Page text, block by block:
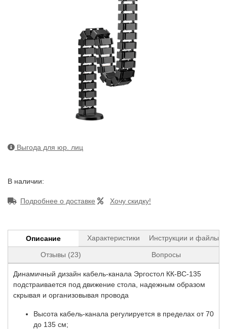
Выгода для юр. лиц
В наличии:
Подробнее о доставке Хочу скидку!
Описание Характеристики Инструкции и файлы
Отзывы (23) Вопросы
Динамичный дизайн кабель-канала Эргостол КК-ВС-135
подстраивается под движение стола, надежным образом
скрывая и организовывая провода
Высота кабель-канала регулируется в пределах от 70
до 135 см;